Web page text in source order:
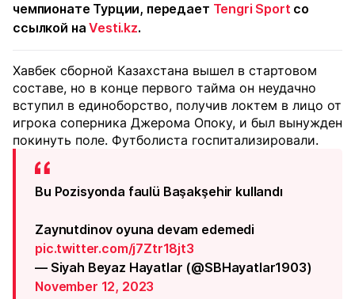
чемпионате Турции, передает Tengri Sport со
ссылкой наVesti.kz.
Хавбек сборной Казахстана вышел в стартовом
составе, но в конце первого тайма он неудачно
вступил в единоборство, получив локтем в лицо от
игрока соперника Джерома Опоку, и был вынужден
покинуть поле. Футболиста госпитализировали.
Bu Pozisyonda faulü Başakşehir kullandı
Zaynutdinov oyuna devam edemedi
pic.twitter.com/j7Ztr18jt3
— Siyah Beyaz Hayatlar (@SBHayatlar1903)
November 12, 2023